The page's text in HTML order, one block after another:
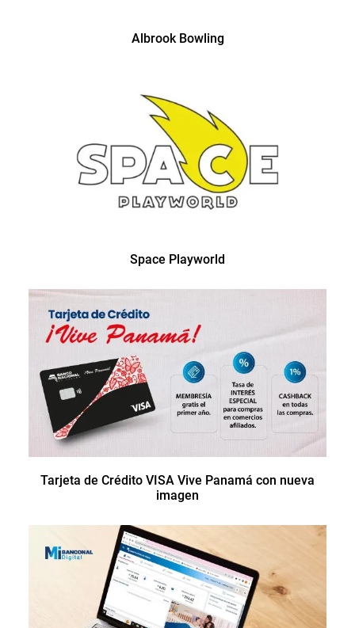
Albrook Bowling
Space Playworld
Tarjeta de Crédito VISA Vive Panamá con nueva
imagen